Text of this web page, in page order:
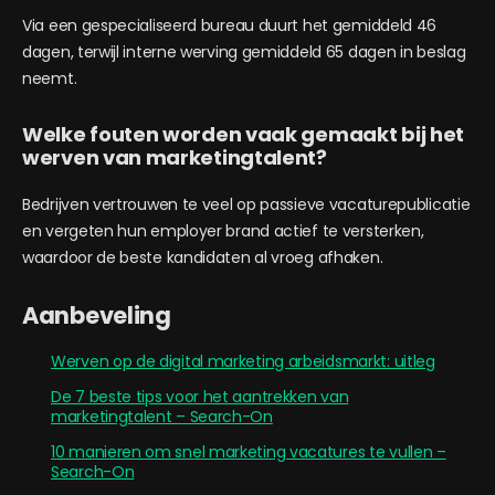
Via een gespecialiseerd bureau duurt het gemiddeld 46
dagen, terwijl interne werving gemiddeld 65 dagen in beslag
neemt.
Welke fouten worden vaak gemaakt bij het
werven van marketingtalent?
Bedrijven vertrouwen te veel op passieve vacaturepublicatie
en vergeten hun employer brand actief te versterken,
waardoor de beste kandidaten al vroeg afhaken.
Aanbeveling
Werven op de digital marketing arbeidsmarkt: uitleg
De 7 beste tips voor het aantrekken van
marketingtalent – Search-On
10 manieren om snel marketing vacatures te vullen –
Search-On